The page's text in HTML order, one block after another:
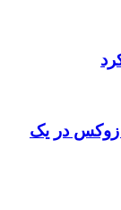
زوکس در یک